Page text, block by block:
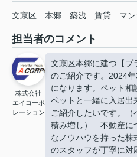
文京区 本郷 築浅 賃貸 マ
担当者のコメント
株式会社
エイコーポ
レーション
文京区本郷に建つ【プ
のご紹介です。2024
になります。ペット相
ペットと一緒に入居出
ご紹介したいです。（
積み増し） 不動産に
なノウハウを持った株
のスタッフが丁寧に対